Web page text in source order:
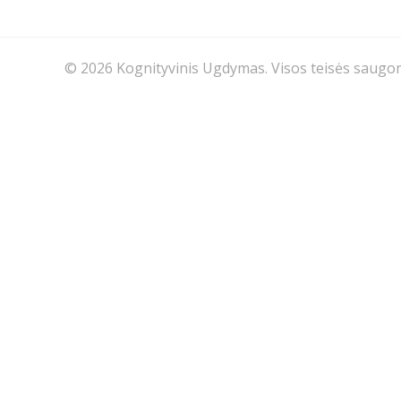
© 2026 Kognityvinis Ugdymas. Visos teisės